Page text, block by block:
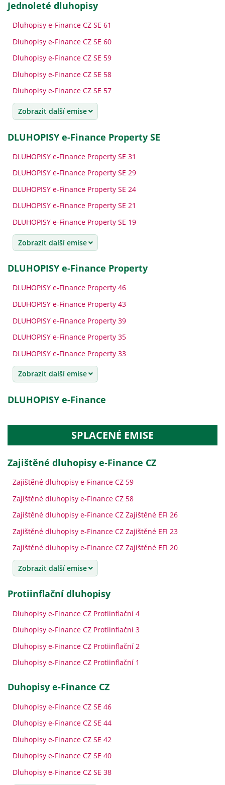
jednoleté dluhopisy
Dluhopisy e-Finance CZ SE 61
Dluhopisy e-Finance CZ SE 60
Dluhopisy e-Finance CZ SE 59
Dluhopisy e-Finance CZ SE 58
Dluhopisy e-Finance CZ SE 57
Zobrazit další emise
DLUHOPISY e-Finance Property SE
DLUHOPISY e-Finance Property SE 31
DLUHOPISY e-Finance Property SE 29
DLUHOPISY e-Finance Property SE 24
DLUHOPISY e-Finance Property SE 21
DLUHOPISY e-Finance Property SE 19
Zobrazit další emise
DLUHOPISY e-Finance Property
DLUHOPISY e-Finance Property 46
DLUHOPISY e-Finance Property 43
DLUHOPISY e-Finance Property 39
DLUHOPISY e-Finance Property 35
DLUHOPISY e-Finance Property 33
Zobrazit další emise
DLUHOPISY e-Finance
SPLACENÉ EMISE
Zajištěné dluhopisy e‑Finance CZ
Zajištěné dluhopisy e-Finance CZ 59
Zajištěné dluhopisy e-Finance CZ 58
Zajištěné dluhopisy e-Finance CZ Zajištěné EFI 26
Zajištěné dluhopisy e-Finance CZ Zajištěné EFI 23
Zajištěné dluhopisy e-Finance CZ Zajištěné EFI 20
Zobrazit další emise
Protiinflační dluhopisy
Dluhopisy e-Finance CZ Protiinflační 4
Dluhopisy e-Finance CZ Protiinflační 3
Dluhopisy e-Finance CZ Protiinflační 2
Dluhopisy e-Finance CZ Protiinflační 1
Duhopisy e-Finance CZ
Dluhopisy e-Finance CZ SE 46
Dluhopisy e-Finance CZ SE 44
Dluhopisy e-Finance CZ SE 42
Dluhopisy e-Finance CZ SE 40
Dluhopisy e-Finance CZ SE 38